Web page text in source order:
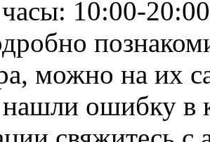
10:00-
можно на их
ошибку в